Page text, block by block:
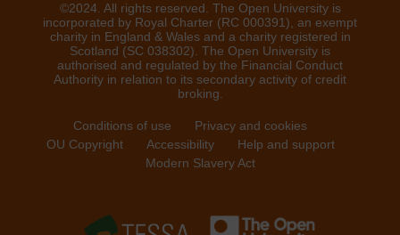
©2024. All rights reserved. The Open University is
incorporated by Royal Charter (RC 000391), an exempt
charity in England & Wales and a charity registered in
Scotland (SC 038302). The Open University is
authorised and regulated by the Financial Conduct
Authority in relation to its secondary activity of credit
broking.
Conditions of use
Privacy and cookies
OU Copyright
Accessibility
Help and support
Modern Slavery Act